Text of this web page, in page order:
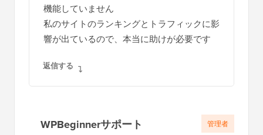
機能していません
私のサイトのランキングとトラフィックに影
響が出ているので、本当に助けが必要です
返信する
WPBeginnerサポート 管理者